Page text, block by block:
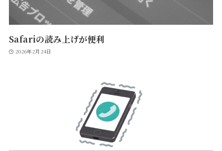
Safariの読み上げが便利
2026年2月24日